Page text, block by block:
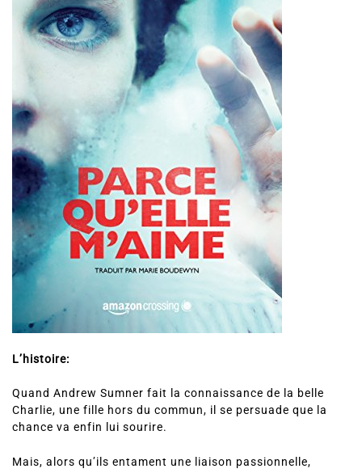
L’histoire:
Quand Andrew Sumner fait la connaissance de la belle
Charlie, une fille hors du commun, il se persuade que la
chance va enfin lui sourire.
Mais, alors qu’ils entament une liaison passionnelle,